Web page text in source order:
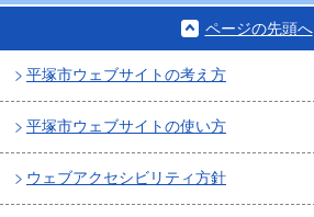
ページの先頭へ
平塚市ウェブサイトの考え方
平塚市ウェブサイトの使い方
ウェブアクセシビリティ方針